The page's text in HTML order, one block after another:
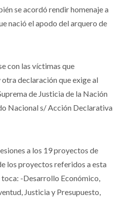
se acordó rendir homenaje a
nació el apodo del arquero de
con las víctimas que
declaración que exige al
de Justicia de la Nación
Nacional s/ Acción Declarativa
a los 19 proyectos de
los proyectos referidos a esta
-Desarrollo Económico,
Justicia y Presupuesto,